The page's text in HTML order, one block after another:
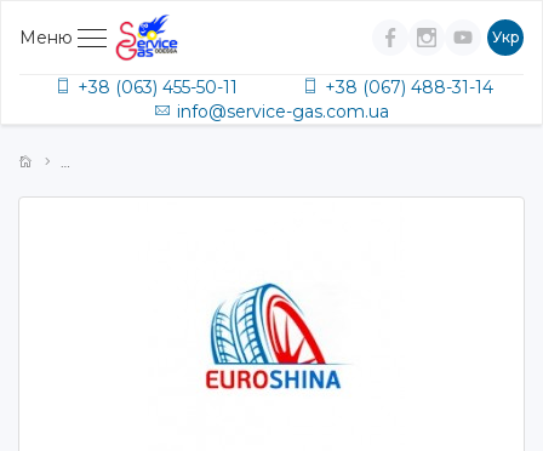
Меню Укр
+38 (063) 455-50-11
+38 (067) 488-31-14
info@service-gas.com.ua